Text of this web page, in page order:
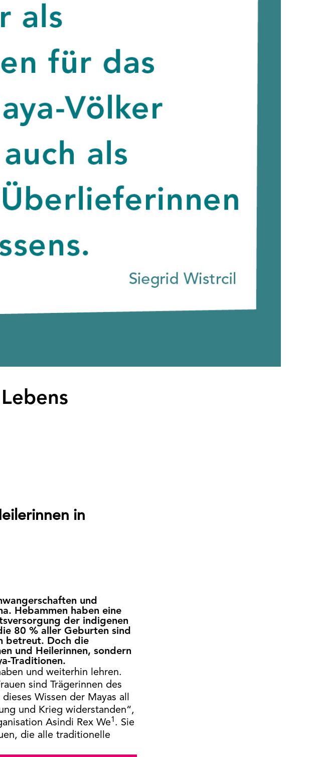
in
und
Hebammen haben eine
der indigenen
80 % aller Geburten sind
betreut. Doch die
und Heilerinnen, sondern
Traditionen.
und weiterhin lehren.
sind Trägerinnen des
Wissen der Mayas all
und Krieg widerstanden“,
Asindi Rex We1 . Sie
die alle traditionelle